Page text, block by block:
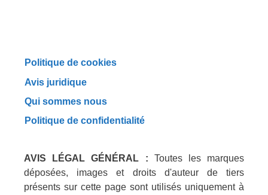
Politique de cookies
Avis juridique
Qui sommes nous
Politique de confidentialité
AVIS LÉGAL GÉNÉRAL : Toutes les marques
déposées, images et droits d'auteur de tiers
présents sur cette page sont utilisés uniquement à